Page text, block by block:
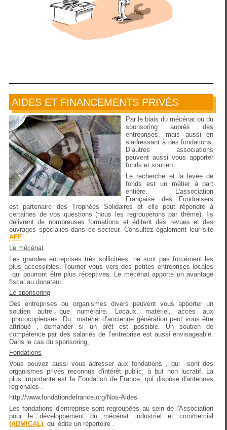
AIDES ET FINANCEMENTS PRIVÉS
Par le biais du mécénat ou du
sponsoring auprès des
entreprises, mais aussi en
s’adressant à des fondations.
D’autres associations
peuvent aussi vous apporter
fonds et soutien.
Le recherche et la levée de
fonds est un métier à part
entière. L'association
Française des Fundraisers
est partenaire des Trophées Solidaires et elle peut répondre à
certaines de vos questions (nous les regrouperons par thème). Ils
délivrent de nombreuses formations et éditent des revues et des
ouvrages spécialiés dans ce secteur. Consultez également leur site
AFF
Le mécénat
Les grandes entreprises très sollicitées, ne sont pas forcément les
plus accessibles. Tourner vous vers des petites entreprises locales
qui pourront être plus réceptives. Le mécénat apporte un avantage
fiscal au donateur.
Le sponsoring
Des entreprises ou organismes divers peuvent vous apporter un
soutien autre que numéraire. Locaux, matériel, accès aux
photocopieuses. Du matériel d’ancienne génération peut vous être
attribué , demander si un prêt est possible. Un soutien de
compétence par des salariés de l’entreprise est aussi envisageable.
Dans le cas du sponsoring,
Fondations
Vous pouvez aussi vous adresser aux fondations , qui sont des
organismes privés reconnus d'intérêt public, à but non lucratif. La
plus importante est la Fondation de France, qui dispose d'antennes
régionales .
http://www.fondationdefrance.org/Nos-Aides
Les fondations d'entreprise sont regroupées au sein de l'Association
pour le développement du mécénat industriel et commercial
(ADMICAL) , qui édite un répertoire .